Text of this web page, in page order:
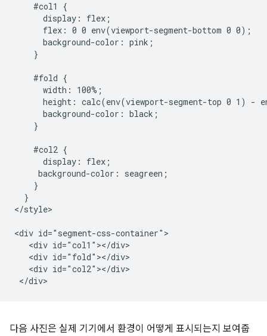
    #col1 {
      display: flex;
      flex: 0 0 env(viewport-segment-bottom 0 0);
      background-color: pink;
    }
    #fold {
      width: 100%;
height: calc(env(viewport-segment-top 0 1) -
      background-color: black;
    }
    #col2 {
      display: flex;
     background-color: seagreen;
    }
  }
</style>
<div id="segment-css-container">
   <div id="col1"></div>
   <div id="fold"></div>
   <div id="col2"></div>
다음 사진은 실제 기기에서 환경이 어떻게 표시되는지 보여줍